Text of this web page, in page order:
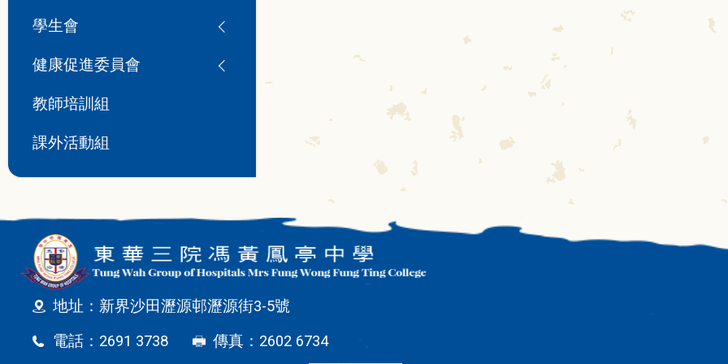
學生會
健康促進委員會
教師培訓組
課外活動組
地址：新界沙田瀝源邨瀝源街3-5號
電話：2691 3738
傳真：2602 6734